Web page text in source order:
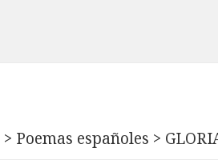
> Poemas españoles >